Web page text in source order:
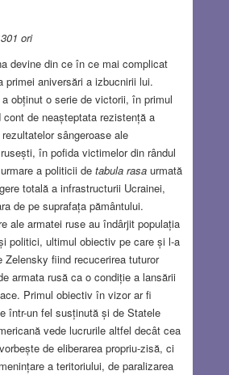
ori
devine din ce în ce mai complicat
primei aniversări a izbucnirii lui.
obținut o serie de victorii, în primul
cont de neașteptata rezistență a
sângeroase ale
în pofida victimelor din rândul
a politicii de tabula rasaurmată
totală a infrastructurii Ucrainei,
de pe suprafața pământului.
ale armatei ruse au îndârjit populația
politici, ultimul obiectiv pe care și l-a
Zelensky fiind recucerirea tuturor
armata rusă ca o condiție a lansării
Primul obiectiv în vizor ar fi
într-un fel susținută și de Statele
vede lucrurile altfel decât cea
de eliberarea propriu-zisă, ci
a teritoriului, de paralizarea